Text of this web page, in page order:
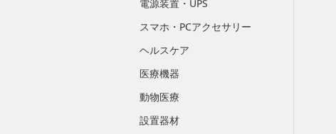
電源装置・UPS
スマホ・PCアクセサリー
ヘルスケア
医療機器
動物医療
設置器材